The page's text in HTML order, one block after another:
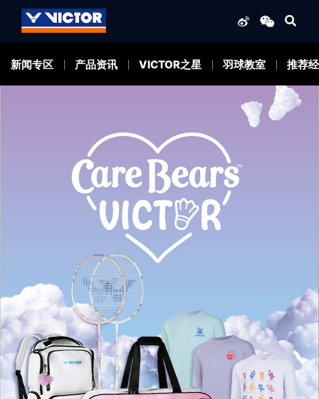
新闻专区 产品资讯 VICTOR之星 羽球教室 推荐